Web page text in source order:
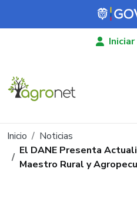
Pasar al contenido principal
Ruta de navegación
Inicio
Noticias
El DANE Presenta
Maestro Rural y